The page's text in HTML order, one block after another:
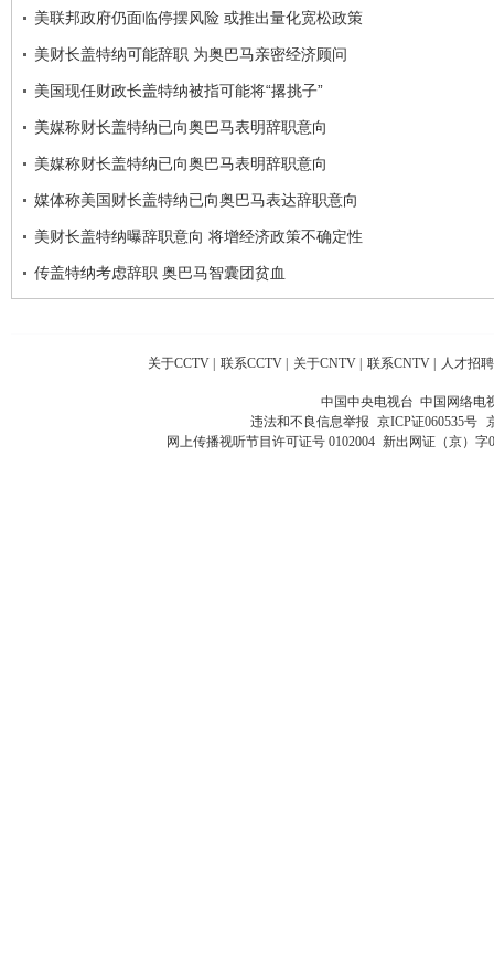
美联邦政府仍面临停摆风险 或推出量化宽松政策
美财长盖特纳可能辞职 为奥巴马亲密经济顾问
美国现任财政长盖特纳被指可能将“撂挑子”
美媒称财长盖特纳已向奥巴马表明辞职意向
美媒称财长盖特纳已向奥巴马表明辞职意向
媒体称美国财长盖特纳已向奥巴马表达辞职意向
美财长盖特纳曝辞职意向 将增经济政策不确定性
传盖特纳考虑辞职 奥巴马智囊团贫血
关于CCTV | 联系CCTV | 关于CNTV | 联系CNTV | 人才招聘
中国中央电视台 中国网络电
违法和不良信息举报 京ICP证060535号
网上传播视听节目许可证号 0102004 新出网证（京）